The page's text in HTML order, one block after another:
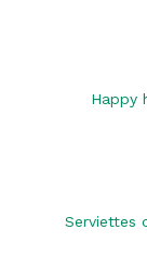
Happy
Serviettes